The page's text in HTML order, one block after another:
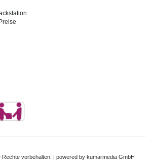
Rechte vorbehalten. | powered by kumarmedia GmbH